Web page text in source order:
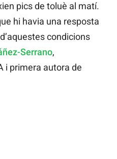
pics de toluè al matí.
hi havia una resposta
condicions
Serrano,
i primera autora de